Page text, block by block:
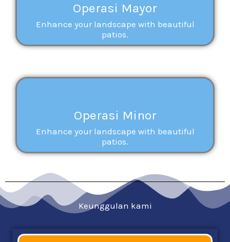
Operasi Mayor
Enhance your landscape with beautiful
patios.
Operasi Minor
Enhance your landscape with beautiful
patios.
Keunggulan kami